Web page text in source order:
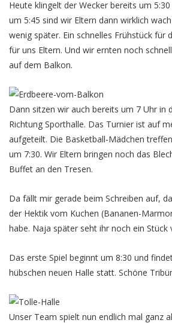
Heute klingelt der Wecker bereits um
um 5:45 sind wir Eltern dann wirklich
wenig später. Ein schnelles Frühstück für
für uns Eltern. Und wir ernten noch
auf dem Balkon.
Dann sitzen wir auch bereits um 7 Uhr in
Richtung Sporthalle. Das Turnier ist auf
aufgeteilt. Die Basketball-Mädchen
um 7:30. Wir Eltern bringen noch das
Buffet an den Tresen.
Da fällt mir gerade beim Schreiben auf,
der Hektik vom Kuchen (Bananen-
habe. Naja später seht ihr noch ein Stück
Das erste Spiel beginnt um 8:30 und
hübschen neuen Halle statt. Schöne
Unser Team spielt nun endlich mal ganz